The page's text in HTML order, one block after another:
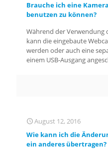
Brauche ich eine
benutzen zu können?
Während der Verwendung
kann die eingebaute
werden oder auch eine
einem USB-Ausgang
August 12, 2016
Wie kann ich die
ein anderes übertragen?